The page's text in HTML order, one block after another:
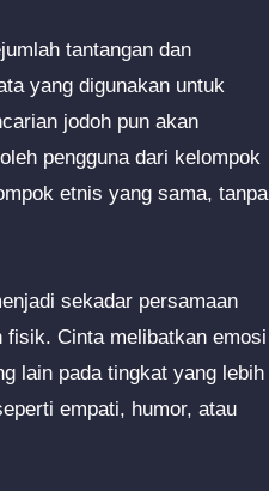
tantangan dan
yang digunakan untuk
jodoh pun akan
pengguna dari kelompok
etnis yang sama, tanpa
sekadar persamaan
fisik. Cinta melibatkan emosi
lain pada tingkat yang lebih
empati, humor, atau